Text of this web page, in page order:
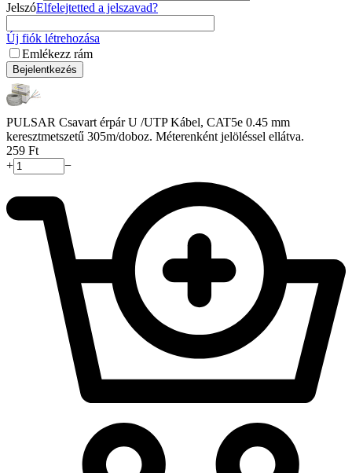
JelszóElfelejtetted a jelszavad?
Új fiók létrehozása
Emlékezz rám
Bejelentkezés
PULSAR Csavart érpár U /UTP Kábel, CAT5e 0.45 mm
keresztmetszetű 305m/doboz. Méterenként jelöléssel ellátva.
‍259‍ Ft
+
−